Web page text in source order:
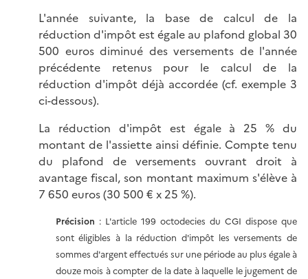
L'année suivante, la base de calcul de la
réduction d'impôt est égale au plafond global 30
500 euros diminué des versements de l'année
précédente retenus pour le calcul de la
réduction d'impôt déjà accordée (cf. exemple 3
ci-dessous).
La réduction d'impôt est égale à 25 % du
montant de l'assiette ainsi définie. Compte tenu
du plafond de versements ouvrant droit à
avantage fiscal, son montant maximum s'élève à
7 650 euros (30 500 € x 25 %).
Précision : L'article 199 octodecies du CGI dispose que
sont éligibles à la réduction d'impôt les versements de
sommes d'argent effectués sur une période au plus égale à
douze mois à compter de la date à laquelle le jugement de